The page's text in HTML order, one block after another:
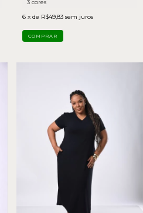
3 cores
6 x de R$49,83 sem juros
COMPRAR